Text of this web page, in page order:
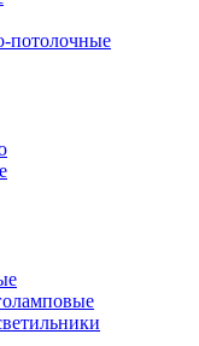
потолочные